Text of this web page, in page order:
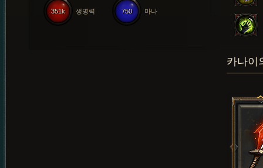
750 마나
351k 생명력
카나이